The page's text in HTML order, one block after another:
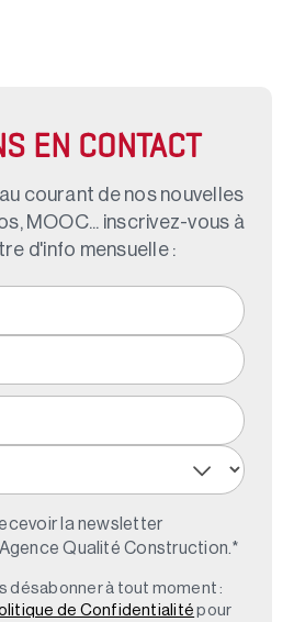
EN CONTACT
courant de nos nouvelles
MOOC... inscrivez-vous à
d'info mensuelle :
la newsletter
Qualité Construction. *
désabonner à tout moment :
de Confidentialité pour